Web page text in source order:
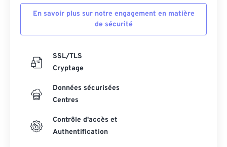
En savoir plus sur notre engagement en matière
de sécurité
SSL/TLS
Cryptage
Données sécurisées
Centres
Contrôle d'accès et
Authentification